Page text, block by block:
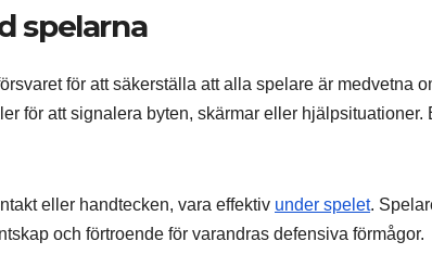
spelarna
för att säkerställa att alla spelare är medvetna
för att signalera byten, skärmar eller hjälpsituationer.
eller handtecken, vara effektiv under spelet.
och förtroende för varandras defensiva förmågor.